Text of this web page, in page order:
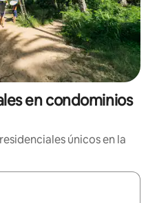
en condominios
únicos en la
navega con las